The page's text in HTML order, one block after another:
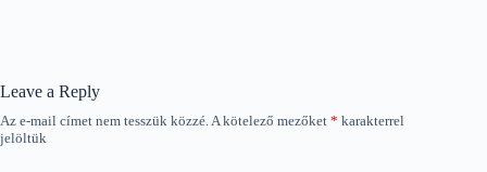
Leave a Reply
Az e-mail címet nem tesszük közzé.A kötelező mezőket * karakterrel
jelöltük